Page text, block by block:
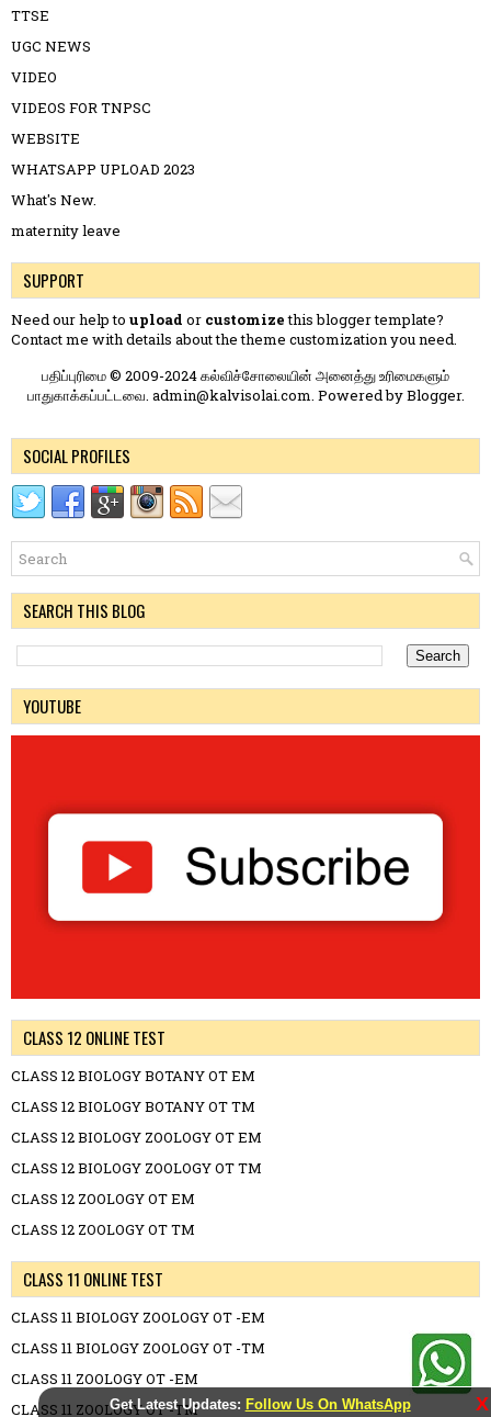
Get Latest Updates: Follow Us On WhatsApp X
TTSE
UGC NEWS
VIDEO
VIDEOS FOR TNPSC
WEBSITE
WHATSAPP UPLOAD 2023
What's New.
maternity leave
SUPPORT
Need our help to upload or customizethis blogger template?
Contact me with details about the theme customization you need.
பதிப்புரிமை © 2009-2024 கல்விச்சோலையின் அனைத்து உரிமைகளும்
பாதுகாக்கப்பட்டவை. admin@kalvisolai.com. Powered byBlogger.
SOCIAL PROFILES
SEARCH THIS BLOG
YOUTUBE
CLASS 12 ONLINE TEST
CLASS 12 BIOLOGY BOTANY OT EM
CLASS 12 BIOLOGY BOTANY OT TM
CLASS 12 BIOLOGY ZOOLOGY OT EM
CLASS 12 BIOLOGY ZOOLOGY OT TM
CLASS 12 ZOOLOGY OT EM
CLASS 12 ZOOLOGY OT TM
CLASS 11 ONLINE TEST
CLASS 11 BIOLOGY ZOOLOGY OT -EM
CLASS 11 BIOLOGY ZOOLOGY OT -TM
CLASS 11 ZOOLOGY OT -EM
CLASS 11 ZOOLOGY OT -TM